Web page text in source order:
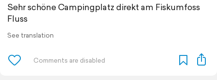
Sehr schöne Campingplatz direkt am Fiskumfoss
Fluss
See translation